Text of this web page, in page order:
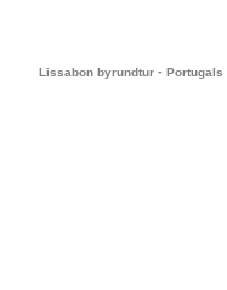
Lissabon byrundtur - Portugals